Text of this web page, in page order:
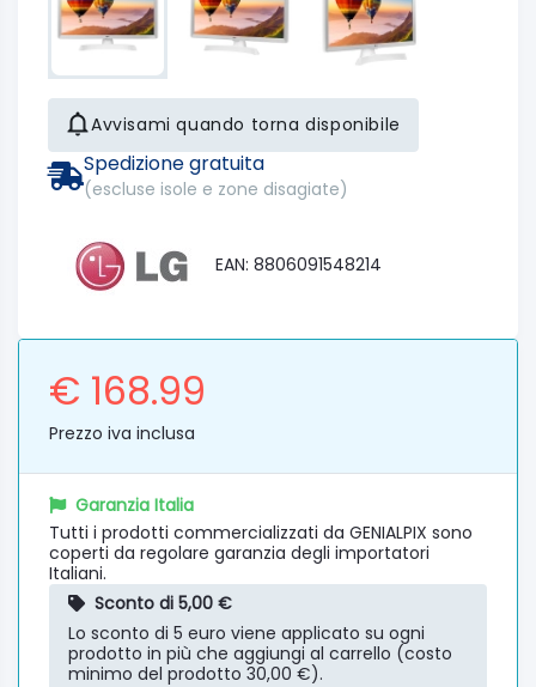
Avvisami quando torna disponibile
Spedizione gratuita
(escluse isole e zone disagiate)
EAN: 8806091548214
€ 168.99
Prezzo iva inclusa
Garanzia Italia
Tutti i prodotti commercializzati da GENIALPIX sono
coperti da regolare garanzia degli importatori
Italiani.
Sconto di 5,00 €
Lo sconto di 5 euro viene applicato su ogni
prodotto in più che aggiungi al carrello (costo
minimo del prodotto 30,00 €).